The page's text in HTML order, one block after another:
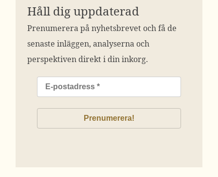
Håll dig uppdaterad
Prenumerera på nyhetsbrevet och få de
senaste inläggen, analyserna och
perspektiven direkt i din inkorg.